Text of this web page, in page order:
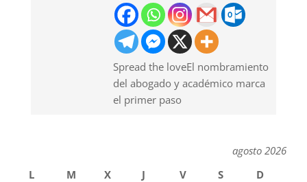
Spread the loveEl nombramiento
del abogado y académico marca
el primer paso
agosto 2026
L
M X J V S
D